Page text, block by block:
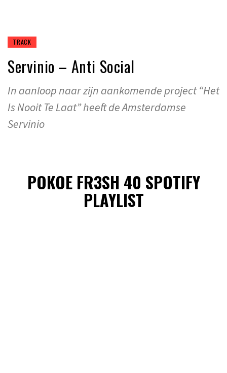
TRACK
Servinio – Anti Social
In aanloop naar zijn aankomende project “Het
Is Nooit Te Laat” heeft de Amsterdamse
Servinio
POKOE FR3SH 40 SPOTIFY
PLAYLIST